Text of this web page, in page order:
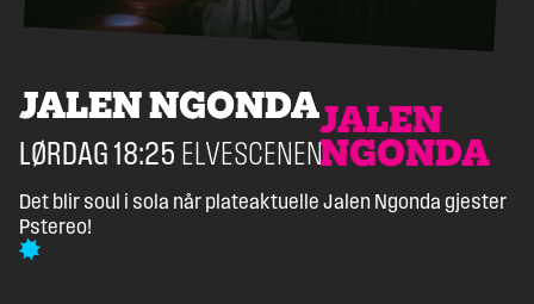
JALEN NGONDA
JALEN NGONDA
LØRDAG 18:25 ELVESCENEN
Det blir soul i sola når plateaktuelle Jalen Ngonda gjester
Pstereo!